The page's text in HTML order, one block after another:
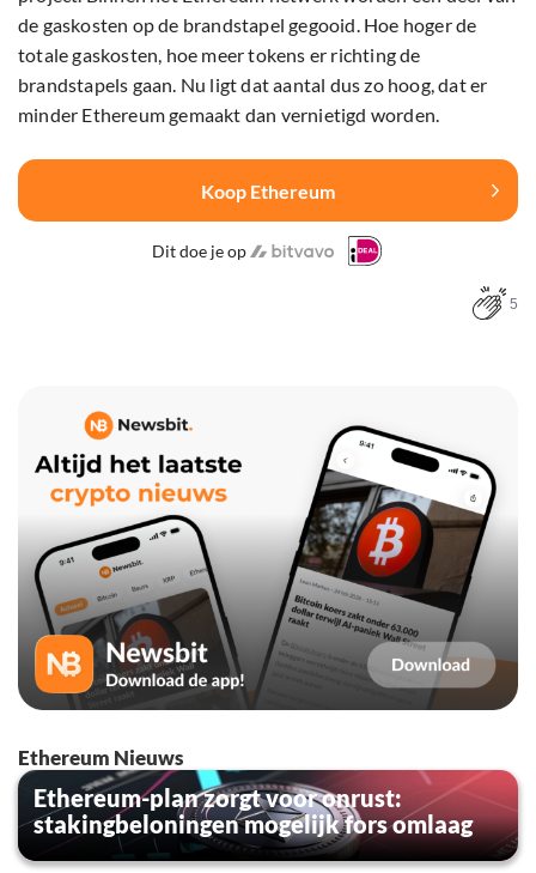
de gaskosten op de brandstapel gegooid. Hoe hoger de
totale gaskosten, hoe meer tokens er richting de
brandstapels gaan. Nu ligt dat aantal dus zo hoog, dat er
minder Ethereum gemaakt dan vernietigd worden.
Koop Ethereum
Dit doe je op
5
Ethereum Nieuws
Ethereum-plan zorgt voor onrust:
stakingbeloningen mogelijk fors omlaag